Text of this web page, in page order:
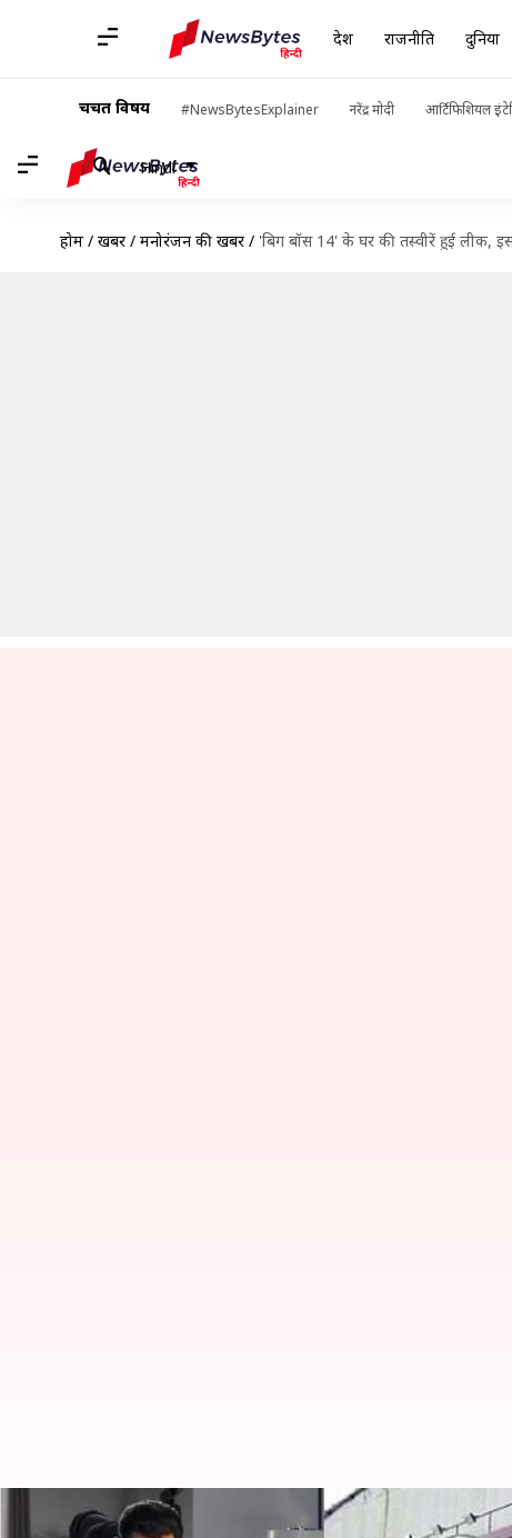
देश राजनीति दुनिया
चर्चित विषय #NewsBytesExplainer नरेंद्र मोदी आर्टिफिशियल
Hindi
होम / खबरें / मनोरंजन की खबरें / 'बिग बॉस 14' के घर की तस्वीरें हुई लीक,
'बिग बॉस 14' के घर की तस्वीरें हुई